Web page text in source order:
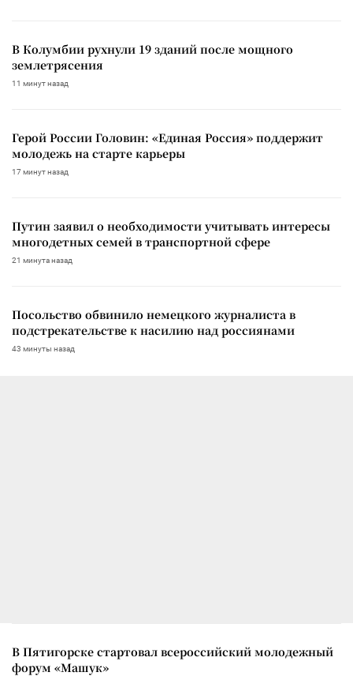
В Колумбии рухнули 19 зданий после мощного
землетрясения
11 минут назад
Герой России Головин: «Единая Россия» поддержит
молодежь на старте карьеры
17 минут назад
Путин заявил о необходимости учитывать интересы
многодетных семей в транспортной сфере
21 минута назад
Посольство обвинило немецкого журналиста в
подстрекательстве к насилию над россиянами
43 минуты назад
В Пятигорске стартовал всероссийский молодежный
форум «Машук»